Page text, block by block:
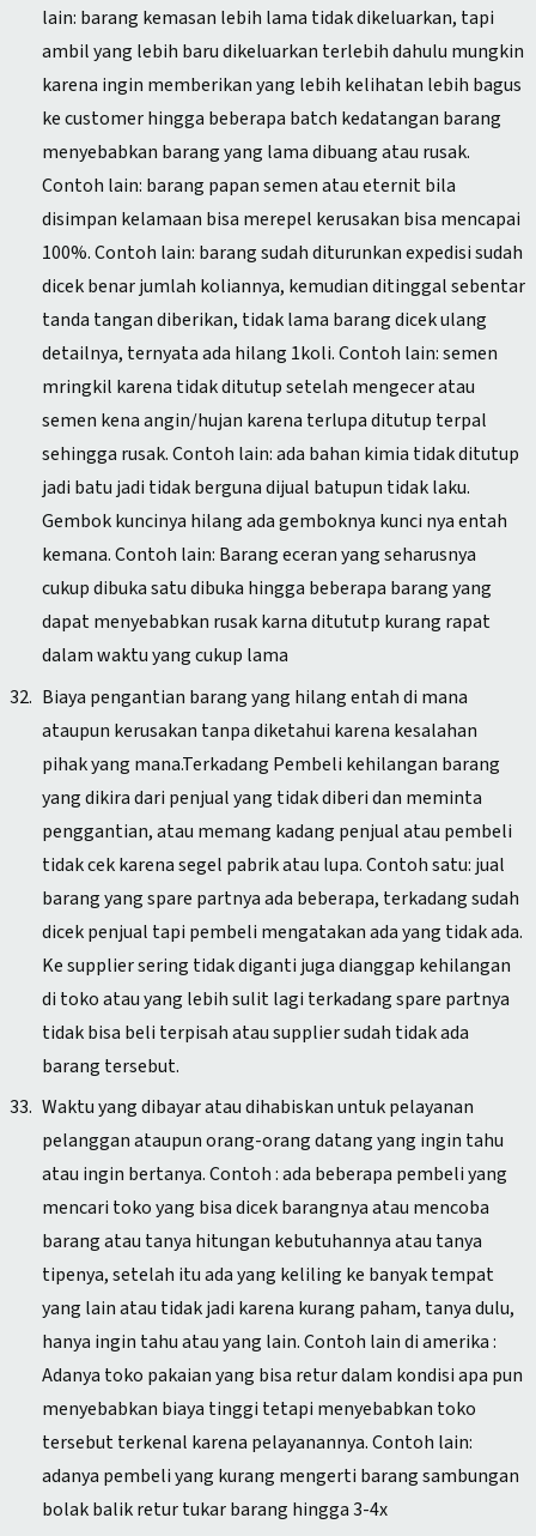
lain: barang kemasan lebih lama tidak dikeluarkan, tapi
ambil yang lebih baru dikeluarkan terlebih dahulu mungkin
karena ingin memberikan yang lebih kelihatan lebih bagus
ke customer hingga beberapa batch kedatangan barang
menyebabkan barang yang lama dibuang atau rusak.
Contoh lain: barang papan semen atau eternit bila
disimpan kelamaan bisa merepel kerusakan bisa mencapai
100%. Contoh lain: barang sudah diturunkan expedisi sudah
dicek benar jumlah koliannya, kemudian ditinggal sebentar
tanda tangan diberikan, tidak lama barang dicek ulang
detailnya, ternyata ada hilang 1koli. Contoh lain: semen
mringkil karena tidak ditutup setelah mengecer atau
semen kena angin/hujan karena terlupa ditutup terpal
sehingga rusak. Contoh lain: ada bahan kimia tidak ditutup
jadi batu jadi tidak berguna dijual batupun tidak laku.
Gembok kuncinya hilang ada gemboknya kunci nya entah
kemana. Contoh lain: Barang eceran yang seharusnya
cukup dibuka satu dibuka hingga beberapa barang yang
dapat menyebabkan rusak karna ditututp kurang rapat
dalam waktu yang cukup lama
Biaya pengantian barang yang hilang entah di mana
ataupun kerusakan tanpa diketahui karena kesalahan
pihak yang mana.Terkadang Pembeli kehilangan barang
yang dikira dari penjual yang tidak diberi dan meminta
penggantian, atau memang kadang penjual atau pembeli
tidak cek karena segel pabrik atau lupa. Contoh satu: jual
barang yang spare partnya ada beberapa, terkadang sudah
dicek penjual tapi pembeli mengatakan ada yang tidak ada.
Ke supplier sering tidak diganti juga dianggap kehilangan
di toko atau yang lebih sulit lagi terkadang spare partnya
tidak bisa beli terpisah atau supplier sudah tidak ada
barang tersebut.
Waktu yang dibayar atau dihabiskan untuk pelayanan
pelanggan ataupun orang-orang datang yang ingin tahu
atau ingin bertanya. Contoh : ada beberapa pembeli yang
mencari toko yang bisa dicek barangnya atau mencoba
barang atau tanya hitungan kebutuhannya atau tanya
tipenya, setelah itu ada yang keliling ke banyak tempat
yang lain atau tidak jadi karena kurang paham, tanya dulu,
hanya ingin tahu atau yang lain. Contoh lain di amerika :
Adanya toko pakaian yang bisa retur dalam kondisi apa pun
menyebabkan biaya tinggi tetapi menyebabkan toko
tersebut terkenal karena pelayanannya. Contoh lain:
adanya pembeli yang kurang mengerti barang sambungan
bolak balik retur tukar barang hingga 3-4x